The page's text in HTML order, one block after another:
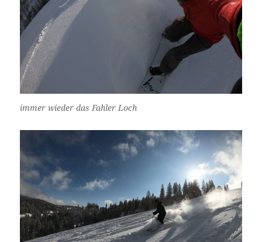
immer wieder das Fahler Loch